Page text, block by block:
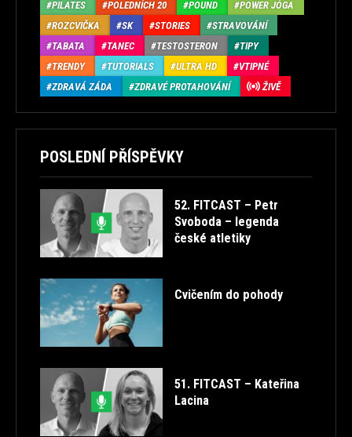
PILATES POLEDNÍCH 20 POUND
POWER JÓGA
ROZCVIČKA
SK STORIES
STRAVOVÁNÍ
TABATA
TANEC TESTOSTERON
TIPY
TRENDY
TUTORIALS ULTRA HD
VTIPNÉ
ZDRAVÁ ZÁDA
ZDRAVÉ PROTAHOVÁNÍ ŽIVĚ
POSLEDNÍ PŘÍSPĚVKY
52. FITCAST – Petr
Svoboda – legenda
české atletiky
Cvičením do pohody
51. FITCAST – Kateřina
Lacina